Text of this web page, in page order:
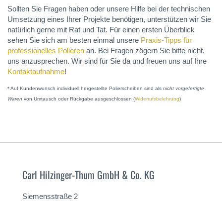
Sollten Sie Fragen haben oder unsere Hilfe bei der technischen
Umsetzung eines Ihrer Projekte benötigen, unterstützen wir Sie
natürlich gerne mit Rat und Tat. Für einen ersten Überblick
sehen Sie sich am besten einmal unsere Praxis-Tipps für
professionelles Polieren an. Bei Fragen zögern Sie bitte nicht,
uns anzusprechen. Wir sind für Sie da und freuen uns auf Ihre
Kontaktaufnahme!
* Auf Kundenwunsch individuell hergestellte Polierscheiben sind als nicht vorgefertigte
Waren von Umtausch oder Rückgabe ausgeschlossen (Widerrufsbelehrung)
Carl Hilzinger-Thum GmbH & Co. KG
Siemensstraße 2